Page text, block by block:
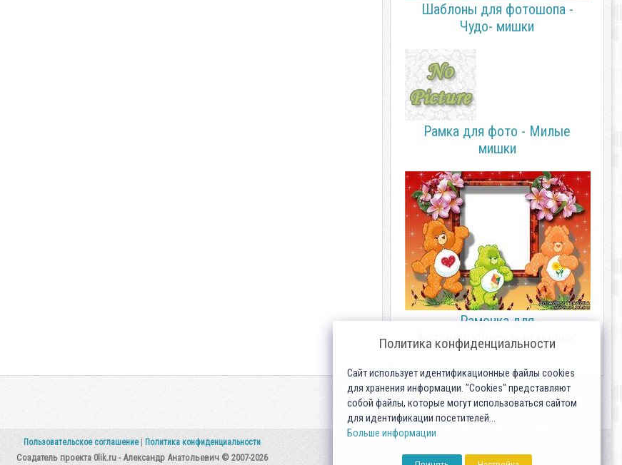
Шаблоны для фотошопа -
Чудо- мишки
Рамка для фото - Милые
мишки
Рамочка для
фотошопа"Весёлые мишки"
Пользовательское соглашение Политика конфиденциальности
Создатель проекта 0lik.ru - Александр Анатольевич © 2007-2026
Политика конфиденциальности
Сайт использует идентификационные файлы cookies
для хранения информации. "Cookies" представляют
собой файлы, которые могут использоваться сайтом
для идентификации посетителей...
Больше информации